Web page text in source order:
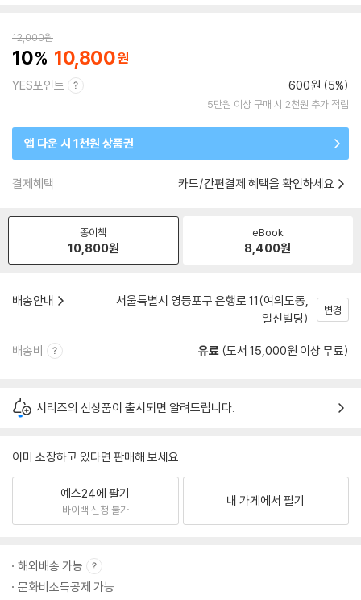
12,000원
10 10,800
YES포인트 600원 (5%)
5만원 이상 구매 시 2천원 추가 적립
앱 다운 시 1천원 상품권
결제혜택 카드/간편결제 혜택을 확인하세요
종이책
10,800원
eBook
8,400원
배송안내
서울특별시 영등포구 은행로 11(여의도동,
일신빌딩)
변경
배송비 유료 (도서 15,000원 이상 무료)
시리즈의 신상품이 출시되면 알려드립니다.
이미 소장하고 있다면 판매해 보세요.
예스24에 팔기
바이백 신청 불가
내 가게에서 팔기
해외배송 가능
문화비소득공제 가능